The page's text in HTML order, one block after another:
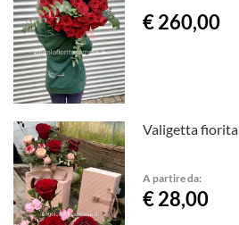
€ 260,00
Valigetta fiorita
A partire da:
€ 28,00